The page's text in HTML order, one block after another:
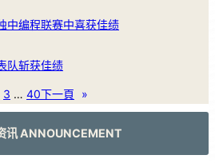
中编程联赛中喜获佳绩
队斩获佳绩
3 … 40下一頁 »
讯 ANNOUNCEMENT